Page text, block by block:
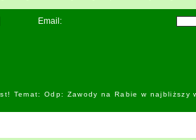
Email:
Temat: Odp: Zawody na Rabie w